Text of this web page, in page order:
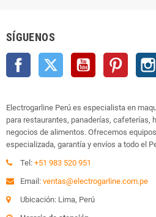
SÍGUENOS
Facebook Twitter YouTube Pinterest
Electrogarline Perú es especialista en
para restaurantes, panaderías, cafeterías,
negocios de alimentos. Ofrecemos
especializada, garantía y envíos a todo el
Tel: +51 983 520 951
Email: ventas@electrogarline.com.pe
Ubicación: Lima, Perú